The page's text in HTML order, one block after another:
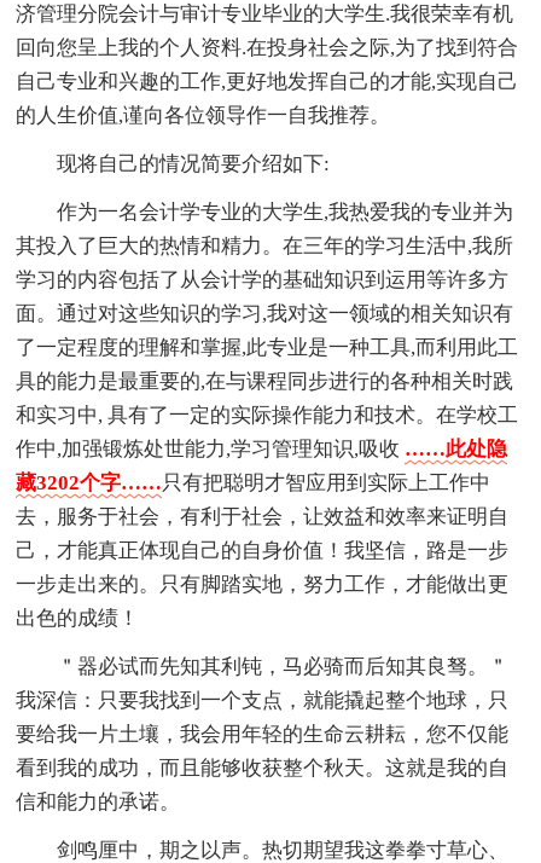
济管理分院会计与审计专业毕业的大学生.我很荣幸有机
回向您呈上我的个人资料.在投身社会之际,为了找到符合
自己专业和兴趣的工作,更好地发挥自己的才能,实现自己
的人生价值,谨向各位领导作一自我推荐。
现将自己的情况简要介绍如下:
作为一名会计学专业的大学生,我热爱我的专业并为
其投入了巨大的热情和精力。在三年的学习生活中,我所
学习的内容包括了从会计学的基础知识到运用等许多方
面。通过对这些知识的学习,我对这一领域的相关知识有
了一定程度的理解和掌握,此专业是一种工具,而利用此工
具的能力是最重要的,在与课程同步进行的各种相关时践
和实习中, 具有了一定的实际操作能力和技术。在学校工
作中,加强锻炼处世能力,学习管理知识,吸收 ……此处隐
藏3202个字…… 只有把聪明才智应用到实际上工作中
去，服务于社会，有利于社会，让效益和效率来证明自
己，才能真正体现自己的自身价值！我坚信，路是一步
一步走出来的。只有脚踏实地，努力工作，才能做出更
出色的成绩！
＂器必试而先知其利钝，马必骑而后知其良驽。＂
我深信：只要我找到一个支点，就能撬起整个地球，只
要给我一片土壤，我会用年轻的生命云耕耘，您不仅能
看到我的成功，而且能够收获整个秋天。这就是我的自
信和能力的承诺。
剑鸣厘中，期之以声。热切期望我这拳拳寸草心、